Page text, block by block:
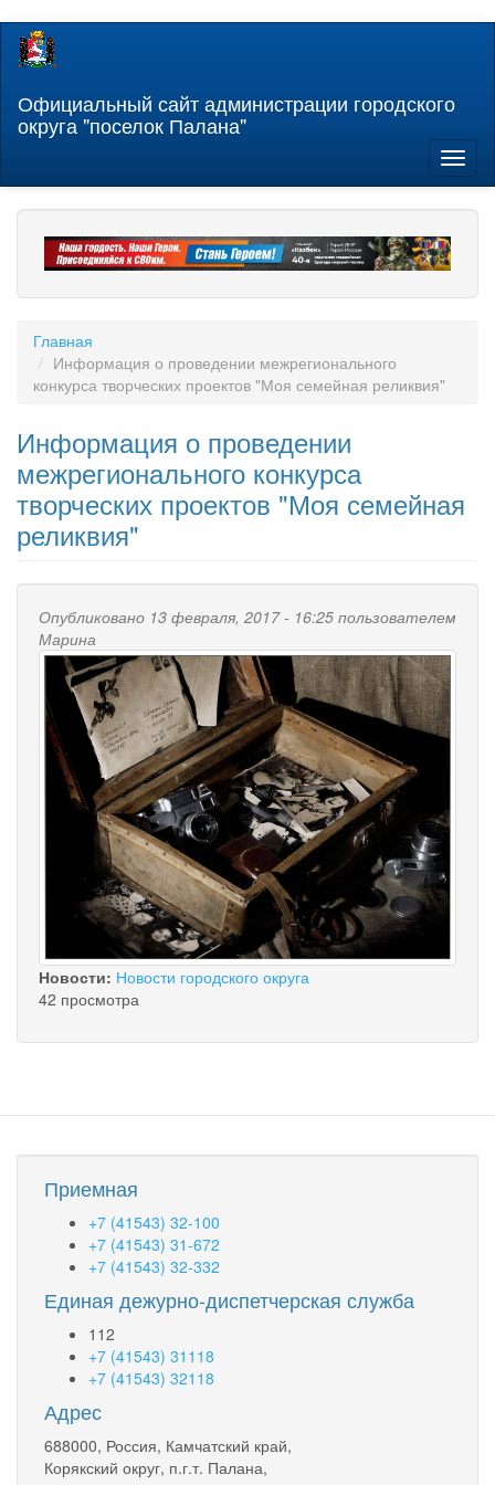
Перейти
содержанию
Официальный сайт администрации городского
округа "поселок Палана"
Главная
Информация о проведении межрегионального
конкурса творческих проектов "Моя семейная реликвия"
Информация о проведении
межрегионального конкурса
творческих проектов "Моя семейная
реликвия"
Опубликовано 13 февраля, 2017 - 16:25 пользователем
Марина
Новости: Новости городского округа
42 просмотра
Приемная
+7 (41543) 32-100
+7 (41543) 31-672
+7 (41543) 32-332
Единая дежурно-диспетчерская служба
112
+7 (41543) 31118
+7 (41543) 32118
Адрес
688000, Россия, Камчатский край,
Корякский округ, п.г.т. Палана,